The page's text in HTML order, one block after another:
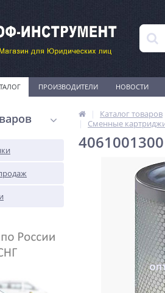
ПРОИЗВОДИТЕЛИ НОВОСТИ
Каталог товаров
Сменные